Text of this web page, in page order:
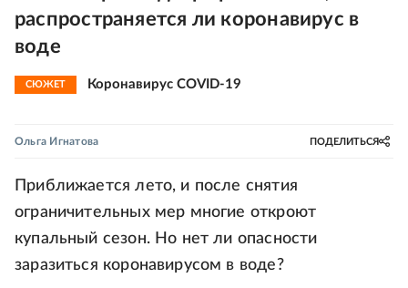
распространяется ли коронавирус в
воде
СЮЖЕТ Коронавирус COVID-19
Ольга Игнатова ПОДЕЛИТЬСЯ
Приближается лето, и после снятия
ограничительных мер многие откроют
купальный сезон. Но нет ли опасности
заразиться коронавирусом в воде?